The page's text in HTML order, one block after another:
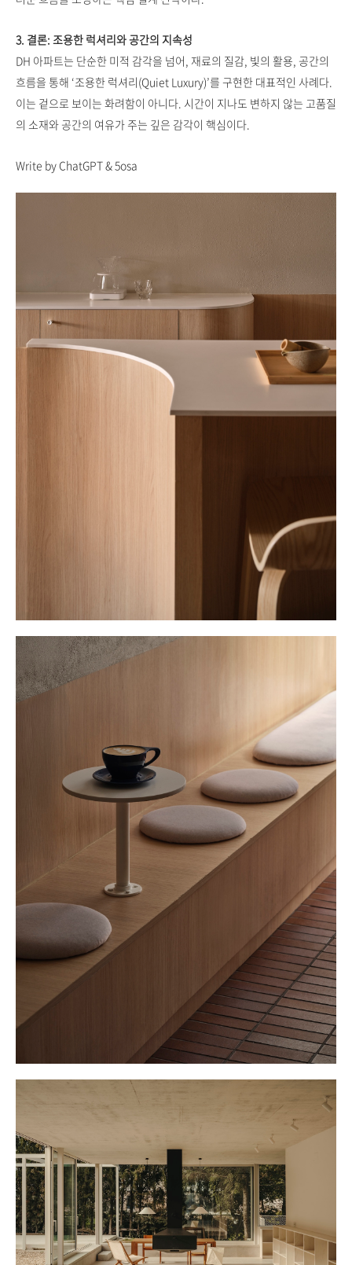
3. 결론: 조용한 럭셔리와 공간의 지속성
DH 아파트는 단순한 미적 감각을 넘어, 재료의 질감, 빛의 활용, 공간의
흐름을 통해 ‘조용한 럭셔리(Quiet Luxury)’를 구현한 대표적인 사례다.
이는 겉으로 보이는 화려함이 아니다. 시간이 지나도 변하지 않는 고품질
의 소재와 공간의 여유가 주는 깊은 감각이 핵심이다.
Write by ChatGPT & 5osa